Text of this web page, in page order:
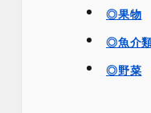
◎果物
◎魚介
◎野菜